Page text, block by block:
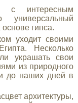
интересным
гипса.
уходит своими
Несколько
украшать свои
из природного
до наших дней в
архитектуры,